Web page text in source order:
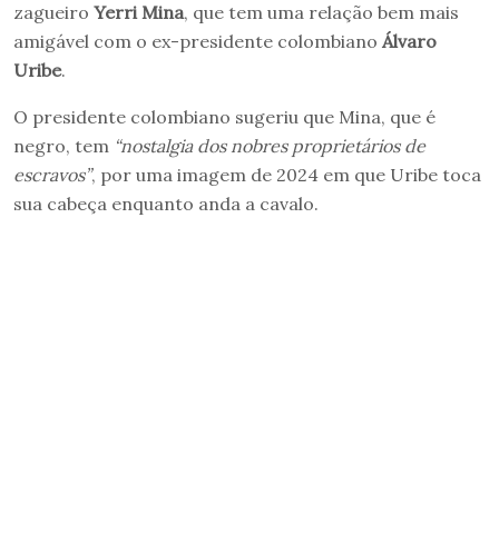
zagueiro Yerri Mina, que tem uma relação bem mais
amigável com o ex-presidente colombiano Álvaro
Uribe.
O presidente colombiano sugeriu que Mina, que é
negro, tem “nostalgia dos nobres proprietários de
escravos”, por uma imagem de 2024 em que Uribe toca
sua cabeça enquanto anda a cavalo.